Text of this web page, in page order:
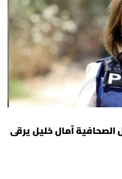
آمال خليل يرقى